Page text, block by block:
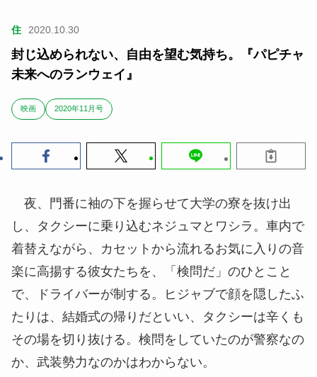
住 2020.10.30
封じ込められない、自由を望む気持ち。『パピチャ
未来へのランウェイ』
映画 2020年11月号
夜、門番に袖の下を握らせて大学の寮を抜け出
し、タクシーに乗り込むネジュマとワシラ。車内で
着替えながら、カセットから流れるお気に入りの音
楽に高揚する彼女たちを、「検問だ」のひとこと
で、ドライバーが制する。ヒジャブで顔を隠したふ
たりは、結婚式の帰りだといい、タクシーは辛くも
その場を切り抜ける。検問をしていたのが警察なの
か、武装勢力なのかはわからない。